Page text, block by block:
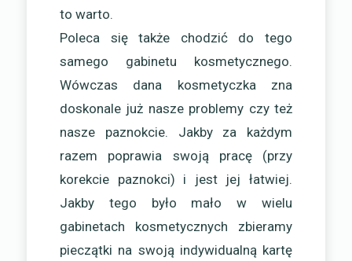
to warto.
Poleca się także chodzić do tego
samego gabinetu kosmetycznego.
Wówczas dana kosmetyczka zna
doskonale już nasze problemy czy też
nasze paznokcie. Jakby za każdym
razem poprawia swoją pracę (przy
korekcie paznokci) i jest jej łatwiej.
Jakby tego było mało w wielu
gabinetach kosmetycznych zbieramy
pieczątki na swoją indywidualną kartę